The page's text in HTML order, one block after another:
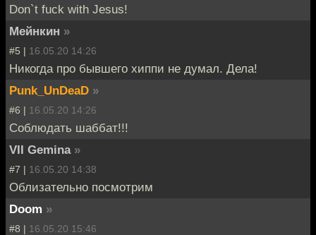
Don`t fuck with Jesus!
Мейнкин »
#5 | 16.05.20 14:26
Никогда про бывшего хиппи не думал. Дела!
Punk_UnDeaD »
#6 | 16.05.20 14:26
Соблюдать шаббат!!!
VII Gemina »
#7 | 16.05.20 14:38
Облизательно посмотрим
Doom »
#8 | 16.05.20 15:46